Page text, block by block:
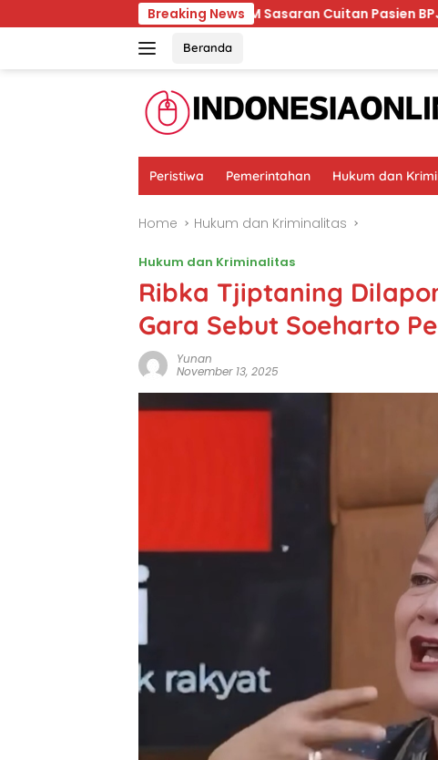
to
Breaking News
Ternyata RSCM Sasaran Cuitan Pasien BPJS yang Dihina
Beranda
Peristiwa Pemerintahan Hukum dan
Home Hukum dan Kriminalitas
Hukum dan Kriminalitas
Ribka Tjiptaning
Gara Sebut Soeharto
Yunan
November 13, 2025